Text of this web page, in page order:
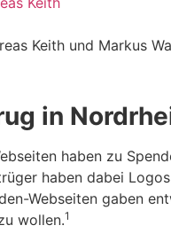
Keith und Markus
in
haben zu
haben dabei
Webseiten gaben
wollen.1